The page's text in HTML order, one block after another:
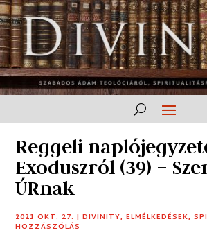
Reggeli
Exoduszról (39) –
ÚRnak
2021 OKT. 27. |DIVINITY,ELMÉLKEDÉSEK,
HOZZÁSZÓLÁS